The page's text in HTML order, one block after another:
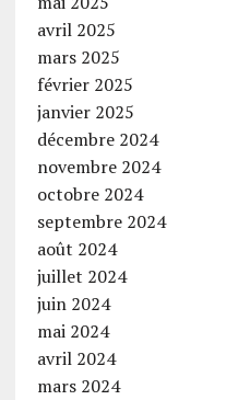
avril 2025
mars 2025
février 2025
janvier 2025
décembre 2024
novembre 2024
octobre 2024
septembre 2024
août 2024
juillet 2024
juin 2024
mai 2024
avril 2024
mars 2024